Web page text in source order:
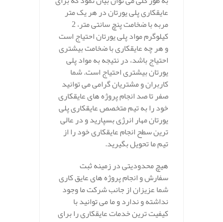
عایقکاری پلی یورتان در هر یک متر
مربه با ضخامت پنچ سانتی متر، 2
کیلوگرم مواد پلی یورتان احتیاج است
و هر چه عایقکاری با ضخامت بیشتری
احتیاج باشد، در نتیجه به مواد پلی
یورتان بیشتری احتیاج است. شما
کاربران و مشتریان گرامی می توانید
صفر تا صد انجام پروژه های عایقکاری
خود را به تیم متخصص عایقکاری پلی
یورتان مهار انرژی بسپارید و در عالی
ترین سطح انجام عایقکاری خود را از
تیم ما تحویل بگیرید.
هیچ محدودیتی در زمینه ثبت
سفارش و انجام پروژه های عایق کاری
شما عزیزان از جانب شرکت ما وجود
نداشته و ندارد و ما می توانید با
کیفیت ترین خدمات عایقکاری را برای